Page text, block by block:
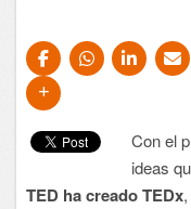
Con el
ideas
TED ha creado TEDx